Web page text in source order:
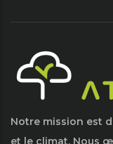
Notre mission est
et le climat. Nous